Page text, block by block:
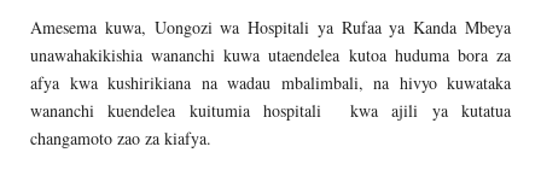
Amesema kuwa, Uongozi wa Hospitali ya Rufaa ya Kanda Mbeya
unawahakikishia wananchi kuwa utaendelea kutoa huduma bora za
afya kwa kushirikiana na wadau mbalimbali, na hivyo kuwataka
wananchi kuendelea kuitumia hospitali kwa ajili ya kutatua
changamoto zao za kiafya.